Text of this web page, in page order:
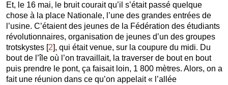
Et, le 16 mai, le bruit courait qu’il s’était passé quelque
chose à la place Nationale, l’une des grandes entrées de
l’usine. C’étaient des jeunes de la Fédération des étudiants
révolutionnaires, organisation de jeunes d’un des groupes
trotskystes[2], qui était venue, sur la coupure du midi. Du
bout de l’île où l’on travaillait, la traverser de bout en bout
puis prendre le pont, ça faisait loin, 1 800 mètres. Alors, on a
fait une réunion dans ce qu’on appelait « l’allée